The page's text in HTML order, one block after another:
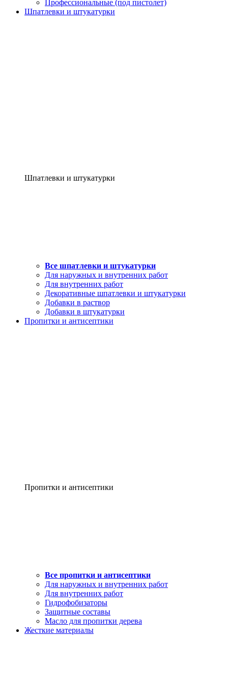
Профессиональные (под пистолет)
Шпатлевки и штукатурки
Шпатлевки и штукатурки
Все шпатлевки и штукатурки
Для наружных и внутренних работ
Для внутренних работ
Декоративные шпатлевки и штукатурки
Добавки в раствор
Добавки в штукатурки
Пропитки и антисептики
Пропитки и антисептики
Все пропитки и антисептики
Для наружных и внутренних работ
Для внутренних работ
Гидрофобизаторы
Защитные составы
Масло для пропитки дерева
Жесткие материалы